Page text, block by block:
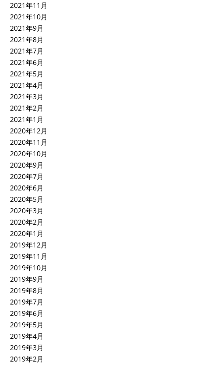
2021年11月
2021年10月
2021年9月
2021年8月
2021年7月
2021年6月
2021年5月
2021年4月
2021年3月
2021年2月
2021年1月
2020年12月
2020年11月
2020年10月
2020年9月
2020年7月
2020年6月
2020年5月
2020年3月
2020年2月
2020年1月
2019年12月
2019年11月
2019年10月
2019年9月
2019年8月
2019年7月
2019年6月
2019年5月
2019年4月
2019年3月
2019年2月